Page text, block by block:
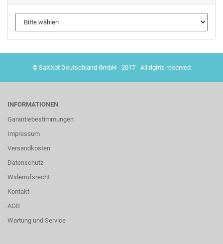
© SaXXot Deutschland GmbH - 2017 - All rights reserved
INFORMATIONEN
Garantiebestimmungen
Impressum
Versandkosten
Datenschutz
Widerrufsrecht
Kontakt
AGB
Wartung und Service